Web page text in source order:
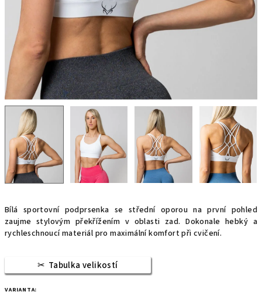
Bílá sportovní podprsenka se střední oporou na první pohled
zaujme stylovým překřížením v oblasti zad. Dokonale hebký a
rychleschnoucí materiál pro maximální komfort při cvičení.
Tabulka velikostí
VARIANTA: